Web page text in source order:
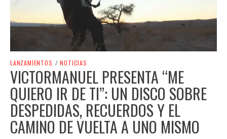
LANZAMIENTOS / NOTICIAS
VICTORMANUEL PRESENTA “ME
QUIERO IR DE TI”: UN DISCO SOBRE
DESPEDIDAS, RECUERDOS Y EL
CAMINO DE VUELTA A UNO MISMO